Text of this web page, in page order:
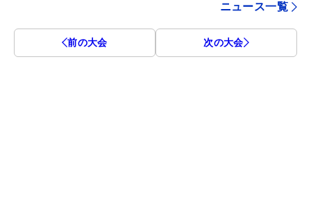
ニュース一覧
前の大会 次の大会